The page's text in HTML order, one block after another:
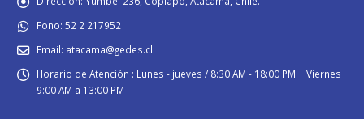
Fono: 52 2 217952
Email: atacama@gedes.cl
Horario de Atención : Lunes - jueves / 8:30 AM - 18:00 PM | Viernes
9:00 AM a 13:00 PM